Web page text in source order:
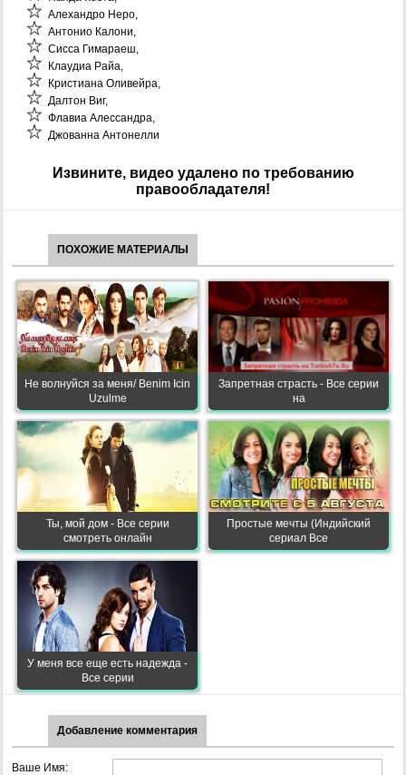
Алехандро Неро,
Антонио Калони,
Сисса Гимараеш,
Клаудиа Райа,
Кристиана Оливейра,
Далтон Виг,
Флавиа Алессандра,
Джованна Антонелли
Извините, видео удалено по требованию
правообладателя!
ПОХОЖИЕ МАТЕРИАЛЫ
Не волнуйся за меня/ Benim Icin
Uzulme
Запретная страсть - Все серии
на
Ты, мой дом - Все серии
смотреть онлайн
Простые мечты (Индийский
сериал Все
У меня все еще есть надежда -
Все серии
Добавление комментария
Ваше Имя: